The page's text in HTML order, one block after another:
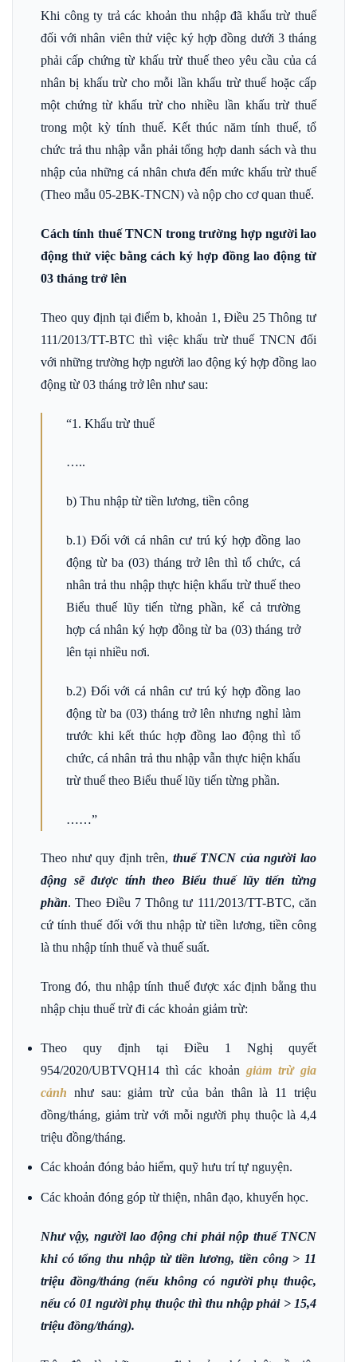
Khi công ty trả các khoản thu nhập đã khấu trừ thuế
đối với nhân viên thử việc ký hợp đồng dưới 3 tháng
phải cấp chứng từ khấu trừ thuế theo yêu cầu của cá
nhân bị khấu trừ cho mỗi lần khấu trừ thuế hoặc cấp
một chứng từ khấu trừ cho nhiều lần khấu trừ thuế
trong một kỳ tính thuế. Kết thúc năm tính thuế, tổ
chức trả thu nhập vẫn phải tổng hợp danh sách và thu
nhập của những cá nhân chưa đến mức khấu trừ thuế
(Theo mẫu 05-2BK-TNCN) và nộp cho cơ quan thuế.
Cách tính thuế TNCN trong trường hợp người lao
động thử việc bằng cách ký hợp đồng lao động từ
03 tháng trở lên
Theo quy định tạiđiểm b, khoản 1, Điều 25 Thông tư
111/2013/TT-BTC thì việc khấu trừ thuế TNCN đối
với những trường hợp người lao động ký hợp đồng lao
động từ 03 tháng trở lên như sau:
“1. Khấu trừ thuế
…..
b) Thu nhập từ tiền lương, tiền công
b.1) Đối với cá nhân cư trú ký hợp đồng lao
động từ ba (03) tháng trở lên thì tổ chức, cá
nhân trả thu nhập thực hiện khấu trừ thuế theo
Biểu thuế lũy tiến từng phần, kể cả trường
hợp cá nhân ký hợp đồng từ ba (03) tháng trở
lên tại nhiều nơi.
b.2) Đối với cá nhân cư trú ký hợp đồng lao
động từ ba (03) tháng trở lên nhưng nghỉ làm
trước khi kết thúc hợp đồng lao động thì tổ
chức, cá nhân trả thu nhập vẫn thực hiện khấu
trừ thuế theo Biểu thuế lũy tiến từng phần.
……”
Theo như quy định trên, thuế TNCN của người lao
động sẽ được tính theo Biểu thuế lũy tiến từng
phần. Theo Điều 7 Thông tư 111/2013/TT-BTC, căn
cứ tính thuế đối với thu nhập từ tiền lương, tiền công
là thu nhập tính thuế và thuế suất.
Trong đó, thu nhập tính thuế được xác định bằng thu
nhập chịu thuế trừ đi các khoản giảm trừ:
Theo quy định tại Điều 1 Nghị quyết
954/2020/UBTVQH14 thì các khoản giảm trừ gia
cảnh như sau: giảm trừ của bản thân là 11 triệu
đồng/tháng, giảm trừ với mỗi người phụ thuộc là 4,4
triệu đồng/tháng.
Các khoản đóng bảo hiểm, quỹ hưu trí tự nguyện.
Các khoản đóng góp từ thiện, nhân đạo, khuyến học.
Như vậy, người lao động chỉ phải nộp thuế TNCN
khi có tổng thu nhập từ tiền lương, tiền công > 11
triệu đồng/tháng (nếu không có người phụ thuộc,
nếu có 01 người phụ thuộc thì thu nhập phải > 15,4
triệu đồng/tháng).